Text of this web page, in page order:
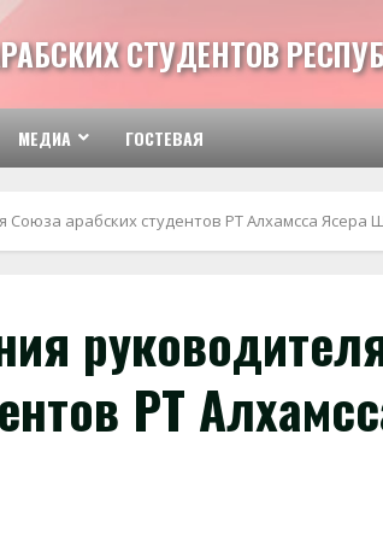
СТУДЕНТОВ
МЕДИА ГОСТЕВАЯ
Союза арабских студентов РТ Алхамсса Ясера
РТ